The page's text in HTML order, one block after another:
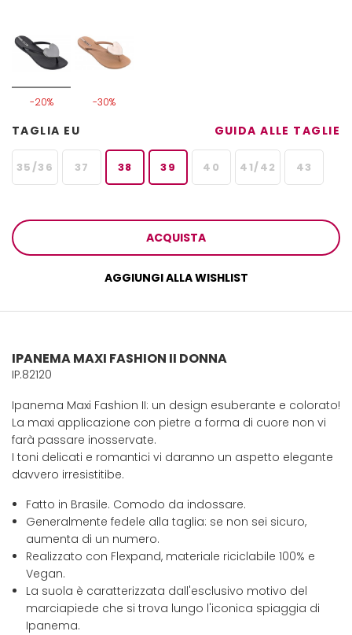
-20% -30%
TAGLIA EU GUIDA ALLE TAGLIE
35/36 37 38 39 40 41/42 43
ACQUISTA
AGGIUNGI ALLA WISHLIST
IPANEMA MAXI FASHION II DONNA
IP.82120
Ipanema Maxi Fashion II: un design esuberante e colorato!
La maxi applicazione con pietre a forma di cuore non vi
farà passare inosservate.
I toni delicati e romantici vi daranno un aspetto elegante
davvero irresistitibe.
Fatto in Brasile. Comodo da indossare.
Generalmente fedele alla taglia: se non sei sicuro,
aumenta di un numero.
Realizzato con Flexpand, materiale riciclabile 100% e
Vegan.
La suola è caratterizzata dall'esclusivo motivo del
marciapiede che si trova lungo l'iconica spiaggia di
Ipanema.